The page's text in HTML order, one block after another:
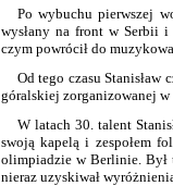
Po wybuchu pierwszej
wysłany na front w Serbii i
czym powrócił do
Od tego czasu Stanisław
góralskiej zorganizowanej
W latach 30. talent
swoją kapelą i zespołem
olimpiadzie w Berlinie. Był
nieraz uzyskiwał